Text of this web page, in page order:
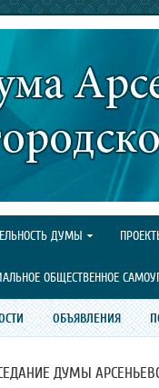
ДУМЫ
ОБЩЕСТВЕННОЕ
ОБЪЯВЛЕНИЯ
ДУМЫ